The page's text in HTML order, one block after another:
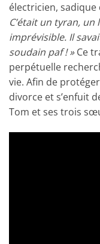
électricien, sadique
C’était un tyran,
imprévisible. Il
soudain paf ! »Ce
perpétuelle
vie. Afin de
divorce et s’enfuit
Tom et ses trois